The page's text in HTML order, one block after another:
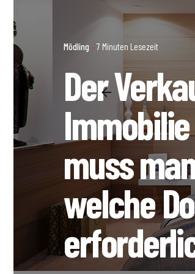
Mödling 7 Minuten Lesezeit
Der
muss
welche